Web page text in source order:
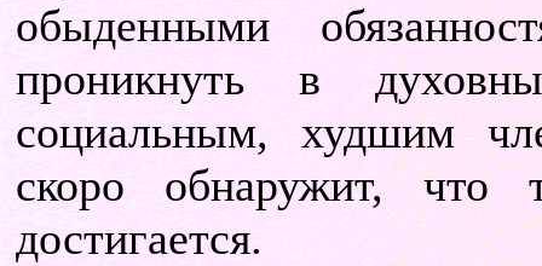
обыденными
проникнуть в
социальным, худшим
скоро обнаружит, что
достигается.